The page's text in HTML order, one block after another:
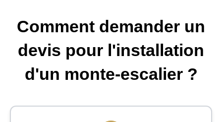
Comment demander un
devis pour l'installation
d'un monte-escalier ?